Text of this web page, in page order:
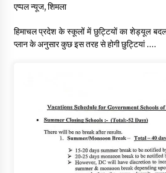
नेता प्रतिपक्ष जयराम के आरोप
बड़ी ख़बर – अनुबंध कर्मचारियों को
शिक्षा निदेशालय ने जारी किया
05/08/2026
देहरा पुलिस की बड़ी कार्रवाई-
आभूषण बरामद, 7 आरोपी गिरफ्तार
एप्पल न्यूज, शिमला
हिमाचल प्रदेश के स्कूलों में छुट्टियों का शेड्यूल
प्लान के अनुसार कुछ इस तरह से होगी छुट्टियां ….